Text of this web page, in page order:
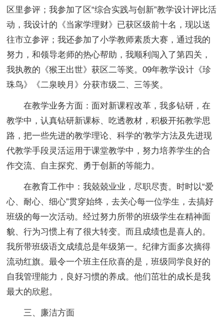
区里参评；我参加了区“综合实践与创新”教学设计评比活
动，我设计的《当家学理财》已获区级前十名，现以送
往市立参评；我还参加了小学教师素质大赛，通过我的
努力，和领导老师的热心帮助，我顺利闯入了第四关，
我执教的《猴王出世》获区二等奖。09年教学设计《珍
珠鸟》《二泉映月》分获市级二、三等奖。
在教学业务方面：面对新课程改革，我多钻研，在
教学中，认真钻研新课标、吃透教材，积极开拓教学思
路，把一些先进的教学理论、科学的'教学方法及先进现
代教学手段灵活运用于课堂教学中，努力培养学生的合
作交流、自主探究、勇于创新的等能力。
在教育工作中：我兢兢业业，尽职尽责。时时以“爱
心、耐心、细心”贯穿始终，去关心每一位学生，去搞好
班级的每一次活动。经过努力所带的班级学生在精神面
貌、行为习惯上有了很大转变。而且成绩也是喜人的。
我所带班级语文成绩总是年级第一。纪律方面多次摘得
流动红旗。最令一个班主任欣喜的是，班级同学良好的
自我管理能力，良好习惯的养成。他们茁壮的成长是我
最大的欣慰。
三、廉洁方面